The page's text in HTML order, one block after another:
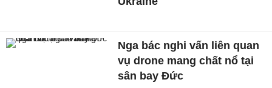
Nga bác nghi vấn liên quan
vụ drone mang chất nổ tại
sân bay Đức